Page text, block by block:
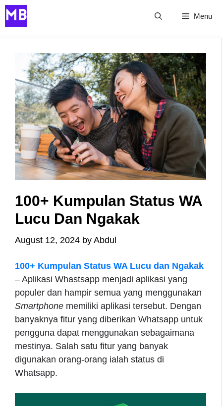
Skip
to
Menu
100+ Kumpulan Status WA
Lucu Dan Ngakak
August 12, 2024 by Abdul
100+ Kumpulan Status WA Lucu dan Ngakak
– Aplikasi Whastsapp menjadi aplikasi yang
populer dan hampir semua yang menggunakan
Smartphone memiliki aplikasi tersebut. Dengan
banyaknya fitur yang diberikan Whatsapp untuk
pengguna dapat menggunakan sebagaimana
mestinya. Salah satu fitur yang banyak
digunakan orang-orang ialah status di
Whatsapp.